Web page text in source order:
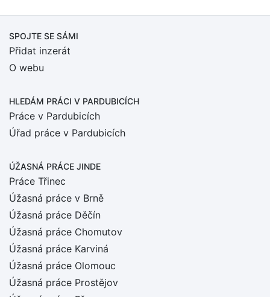
SPOJTE SE SÁMI
Přidat inzerát
O webu
HLEDÁM PRÁCI V PARDUBICÍCH
Práce v Pardubicích
Úřad práce v Pardubicích
ÚŽASNÁ PRÁCE JINDE
Práce Třinec
Úžasná práce v Brně
Úžasná práce Děčín
Úžasná práce Chomutov
Úžasná práce Karviná
Úžasná práce Olomouc
Úžasná práce Prostějov